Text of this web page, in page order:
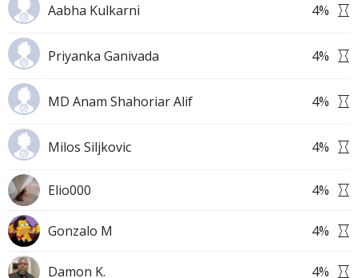
Aabha Kulkarni 4%
Priyanka Ganivada 4%
MD Anam Shahoriar Alif 4%
Milos Siljkovic 4%
Elio000 4%
Gonzalo M 4%
Damon K. 4%